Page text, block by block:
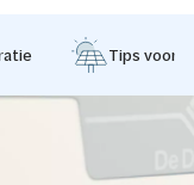
Tips voor